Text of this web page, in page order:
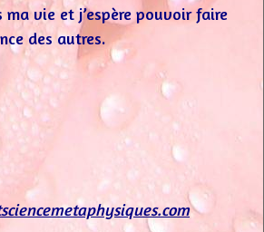
ma vie et j’espère pouvoir faire
des autres.